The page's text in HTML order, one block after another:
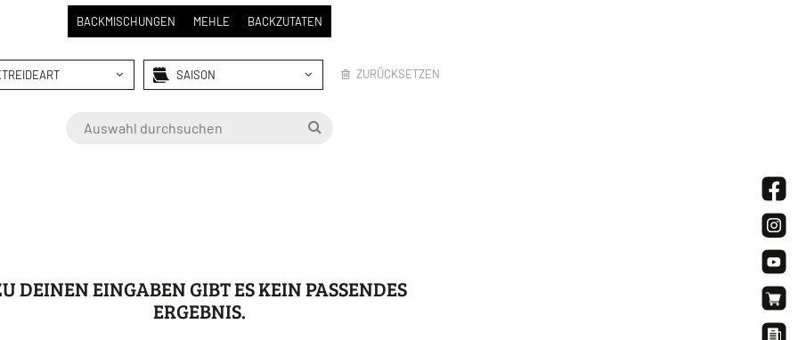
BACKMISCHUNGEN MEHLE BACKZUTATEN
SAISON
WEIHNACHTEN
ZURÜCKSETZEN
DEINEN EINGABEN GIBT ES KEIN PASSENDES
ERGEBNIS.